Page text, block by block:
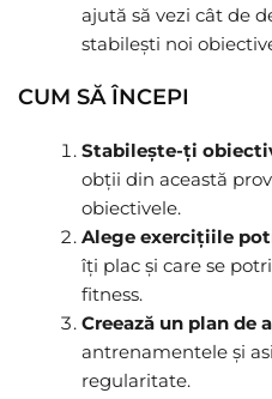
ajută să vezi cât de
stabilești noi
CUM SĂ ÎNCEPI
Stabilește-ți
obții din această
obiectivele.
Alege exercițiile
îți plac și care se
fitness.
Creează un plan de
antrenamentele și
regularitate.